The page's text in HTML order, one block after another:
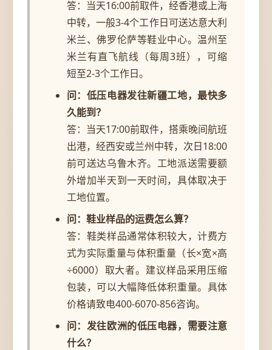
答：当天16:00前取件，经香港或上海
中转，一般3-4个工作日可送达意大利
米兰、佛罗伦萨等鞋业中心。温州至
米兰有直飞航线（每周3班），可缩
短至2-3个工作日。
问：低压电器发往新疆工地，最快多
久能到？
答：当天17:00前取件，搭乘晚间航班
出港，经西安或兰州中转，次日18:00
前可送达乌鲁木齐。工地派送需要额
外增加半天到一天时间，具体取决于
工地位置。
问：鞋业样品的运费怎么算？
答：鞋类样品通常体积较大，计费方
式为实际重量与体积重量（长×宽×高
÷6000）取大者。建议样品采用压缩
包装，可以大幅降低体积重量。具体
价格请致电400-6070-856咨询。
问：发往欧洲的低压电器，需要注意
什么？